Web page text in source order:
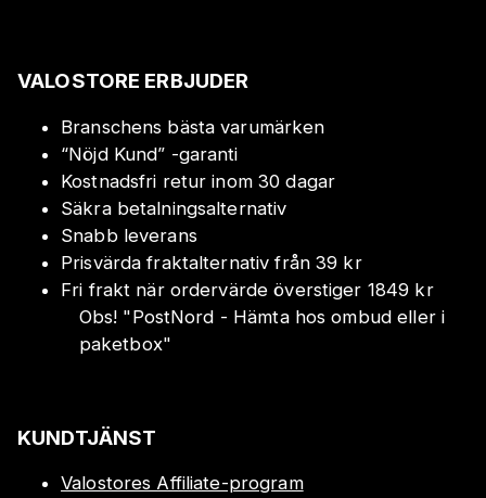
VALOSTORE ERBJUDER
Branschens bästa varumärken
“Nöjd Kund” -garanti
Kostnadsfri retur inom 30 dagar
Säkra betalningsalternativ
Snabb leverans
Prisvärda fraktalternativ från 39 kr
Fri frakt när ordervärde överstiger 1849 kr
Obs! "PostNord - Hämta hos ombud eller i
paketbox"
KUNDTJÄNST
Valostores Affiliate-program